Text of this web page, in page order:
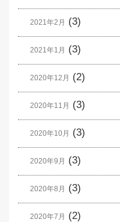
2021年2月 (3)
2021年1月 (3)
2020年12月 (2)
2020年11月 (3)
2020年10月 (3)
2020年9月 (3)
2020年8月 (3)
2020年7月 (2)